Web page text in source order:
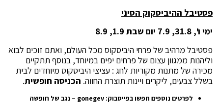
פסטיבל ההיביסקוק הסיני
ימי ו', 31.8, 7.9 יום שבת 1.9, 8.9
פסטיבל מרהיב של פרחי היביסקוס מכל העולם, ואתם זוכים לבוא
וליהנות ממגוון עצום של פרחים יפים במיוחד, בנוסף תתקיים
מכירה של מתנות מקוריות לחג : עציצי היביסקוס מיוחדים לבית
בשלל צבעים, ליקרים ויינות תוצרת החווה. הכניסה חופשית.
לפרטים נוספים חפשו בפייסבוק: gonegev– נגב של חופשה